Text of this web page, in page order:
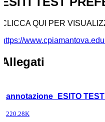
CLICCA QUI PER
https://
Allegati
annotazione_ESITO
220.28K